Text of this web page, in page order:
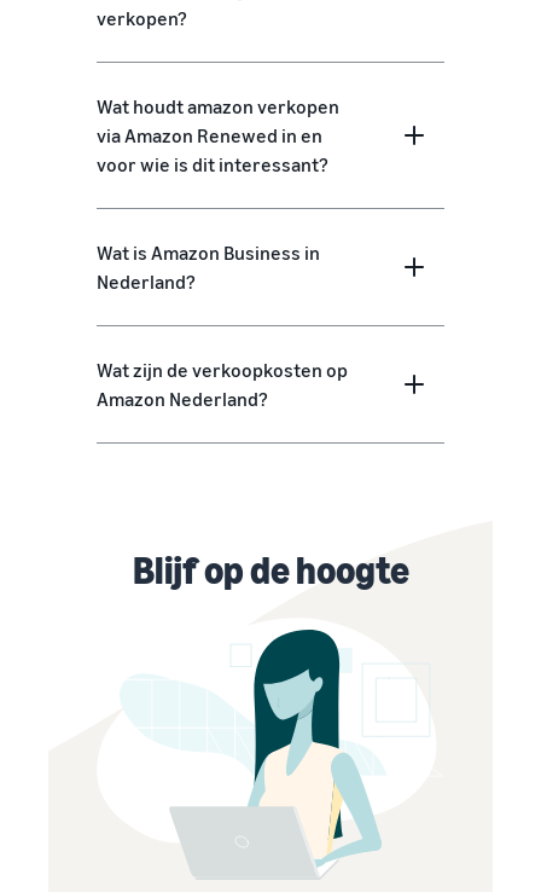
verkopen?
Wat houdt amazon verkopen
via Amazon Renewed in en
voor wie is dit interessant?
Wat is Amazon Business in
Nederland?
Wat zijn de verkoopkosten op
Amazon Nederland?
Blijf op de hoogte